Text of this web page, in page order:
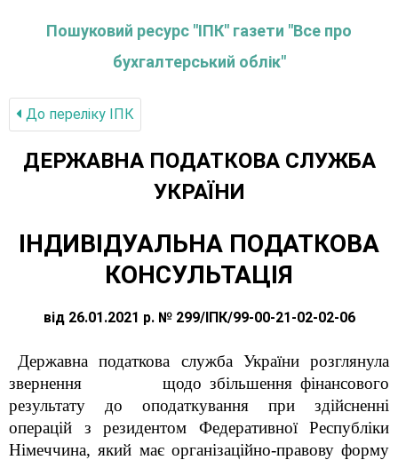
Пошуковий ресурс "ІПК" газети "Все про
бухгалтерський облік"
До переліку IПК
ДЕРЖАВНА ПОДАТКОВА СЛУЖБА
УКРАЇНИ
ІНДИВІДУАЛЬНА ПОДАТКОВА
КОНСУЛЬТАЦІЯ
від 26.01.2021 р. № 299/ІПК/99-00-21-02-02-06
Державна податкова служба України розглянула
звернення щодо збільшення фінансового
результату до оподаткування при здійсненні
операцій з резидентом Федеративної Республіки
Німеччина, який має організаційно-правову форму